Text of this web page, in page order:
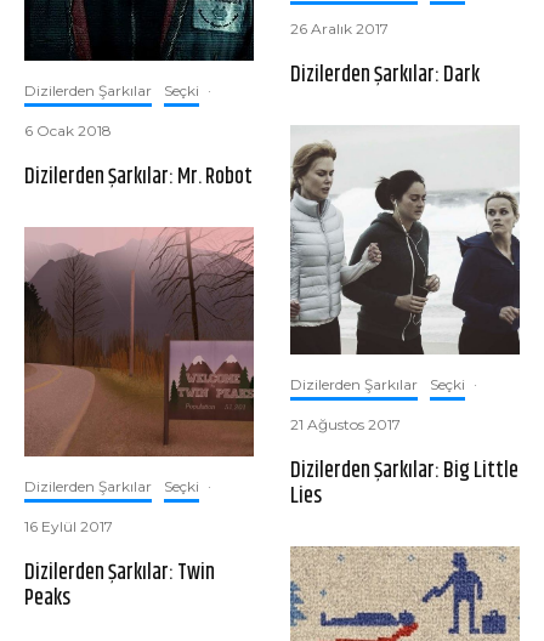
Dizilerden Şarkılar Seçki ·
6 Ocak 2018
Dizilerden Şarkılar: Mr. Robot
Dizilerden Şarkılar Seçki ·
16 Eylül 2017
Dizilerden Şarkılar: Twin
Peaks
26 Aralık 2017
Dizilerden Şarkılar: Dark
Dizilerden Şarkılar Seçki ·
21 Ağustos 2017
Dizilerden Şarkılar: Big Little
Lies